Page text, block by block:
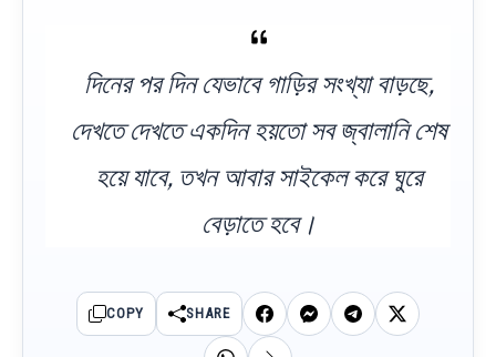
দিনের পর দিন যেভাবে গাড়ির সংখ্যা বাড়ছে,
দেখতে দেখতে একদিন হয়তো সব জ্বালানি শেষ
হয়ে যাবে, তখন আবার সাইকেল করে ঘুরে
বেড়াতে হবে।
COPY SHARE